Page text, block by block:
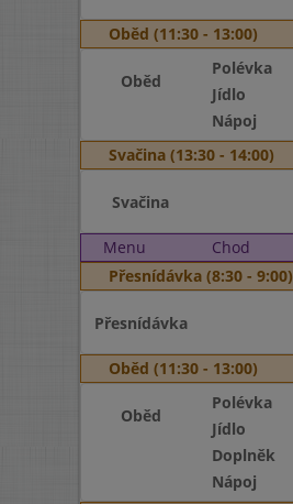
Oběd (11:30 - 13:00)
Oběd
Polévka
Jídlo
Nápoj
Svačina (13:30 - 14:00)
Svačina
Menu Chod
Přesnídávka (8:30 - 9:00)
Přesnídávka
Oběd (11:30 - 13:00)
Oběd
Polévka
Jídlo
Doplněk
Nápoj